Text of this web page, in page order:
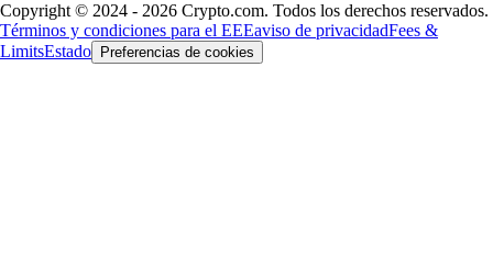
Copyright © 2024 - 2026 Crypto.com. Todos los derechos reservados.
Términos y condiciones para el EEEaviso de privacidadFees &
LimitsEstado Preferencias de cookies